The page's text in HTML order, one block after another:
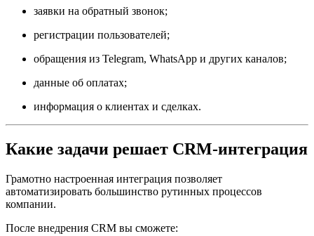
заявки на обратный звонок;
регистрации пользователей;
обращения из Telegram, WhatsApp и других каналов;
данные об оплатах;
информация о клиентах и сделках.
Какие задачи решает CRM-интеграция
Грамотно настроенная интеграция позволяет
автоматизировать большинство рутинных процессов
компании.
После внедрения CRM вы сможете: